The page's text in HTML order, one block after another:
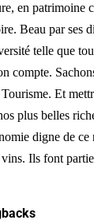
en patrimoine
Beau par ses
telle que
compte.
Et
plus belles
digne de ce
Ils font